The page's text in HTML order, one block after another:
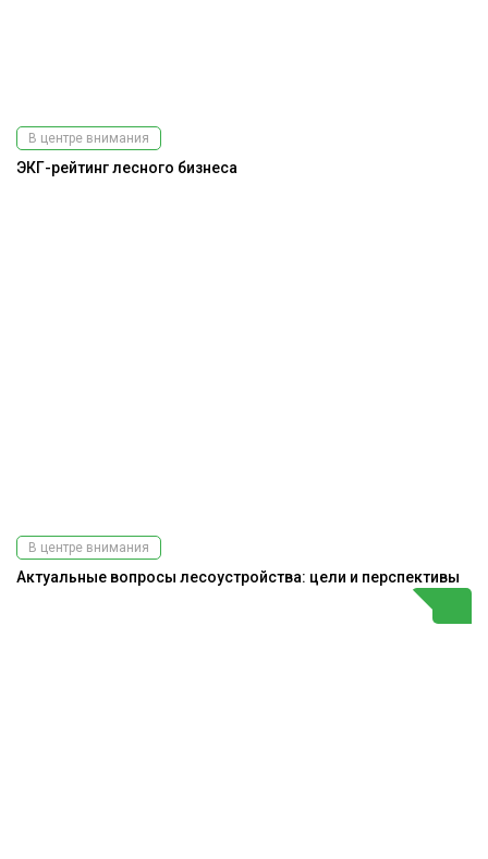
В центре внимания
ЭКГ-рейтинг лесного бизнеса
В центре внимания
Актуальные вопросы лесоустройства: цели и перспективы